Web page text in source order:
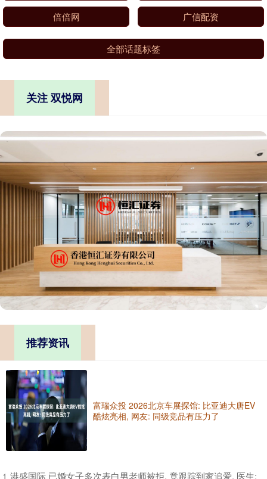
倍倍网 广信配资
全部话题标签
关注 双悦网
推荐资讯
富瑞众投 2026北京车展探馆: 比亚迪大唐EV
酷炫亮相, 网友: 同级竞品有压力了
1 ​港盛国际 已婚女子多次表白男老师被拒, 竟跟踪到家追爱, 医生: